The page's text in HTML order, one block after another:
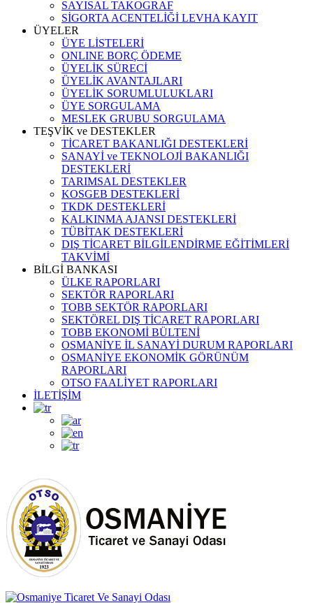
SAYISAL TAKOGRAF
SİGORTA ACENTELİĞİ LEVHA KAYIT
ÜYELER
ÜYE LİSTELERİ
ONLINE BORÇ ÖDEME
ÜYELİK SÜRECİ
ÜYELİK AVANTAJLARI
ÜYELİK SORUMLULUKLARI
ÜYE SORGULAMA
MESLEK GRUBU SORGULAMA
TEŞVİK ve DESTEKLER
TİCARET BAKANLIĞI DESTEKLERİ
SANAYİ ve TEKNOLOJİ BAKANLIĞI
DESTEKLERİ
TARIMSAL DESTEKLER
KOSGEB DESTEKLERİ
TKDK DESTEKLERİ
KALKINMA AJANSI DESTEKLERİ
TÜBİTAK DESTEKLERİ
DIŞ TİCARET BİLGİLENDİRME EĞİTİMLERİ
TAKVİMİ
BİLGİ BANKASI
ÜLKE RAPORLARI
SEKTÖR RAPORLARI
TOBB SEKTÖR RAPORLARI
SEKTÖREL DIŞ TİCARET RAPORLARI
TOBB EKONOMİ BÜLTENİ
OSMANİYE İL SANAYİ DURUM RAPORLARI
OSMANİYE EKONOMİK GÖRÜNÜM
RAPORLARI
OTSO FAALİYET RAPORLARI
İLETİŞİM